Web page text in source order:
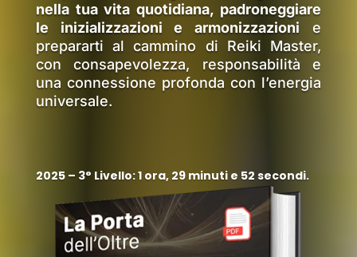
nella tua vita quotidiana, padroneggiare
le inizializzazioni e armonizzazioni e
prepararti al cammino di Reiki Master,
con consapevolezza, responsabilità e
una connessione profonda con l’energia
universale.
2025 – 3° Livello: 1 ora, 29 minuti e 52 secondi.